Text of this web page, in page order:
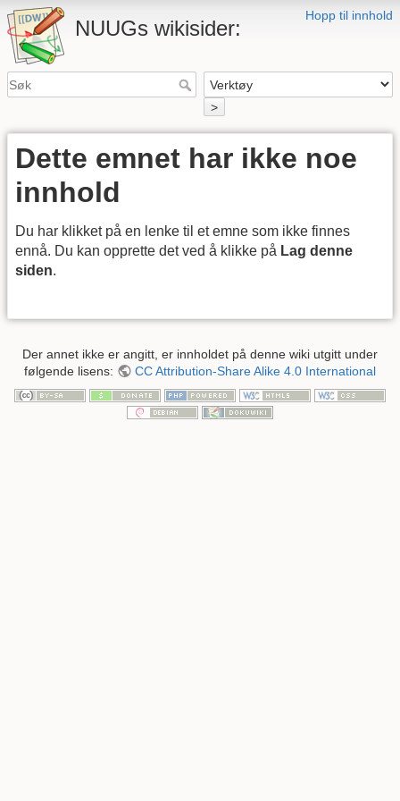
Hopp til innhold
NUUGs wikisider:
>
Dette emnet har ikke noe
innhold
Du har klikket på en lenke til et emne som ikke finnes
ennå. Du kan opprette det ved å klikke på Lag denne
siden.
Der annet ikke er angitt, er innholdet på denne wiki utgitt under
følgende lisens:
CC Attribution-Share Alike 4.0 International